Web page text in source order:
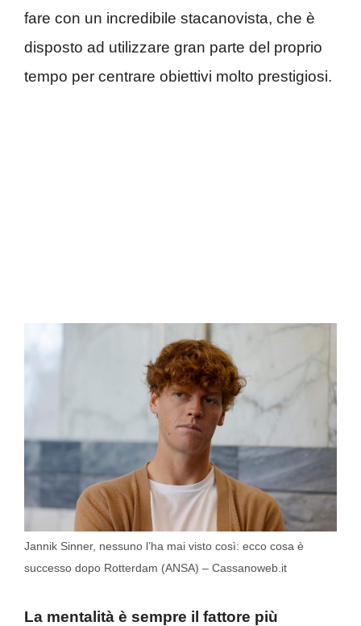
fare con un incredibile stacanovista, che è
disposto ad utilizzare gran parte del proprio
tempo per centrare obiettivi molto prestigiosi.
Jannik Sinner, nessuno l’ha mai visto così: ecco cosa è
successo dopo Rotterdam (ANSA) – Cassanoweb.it
La mentalità è sempre il fattore più